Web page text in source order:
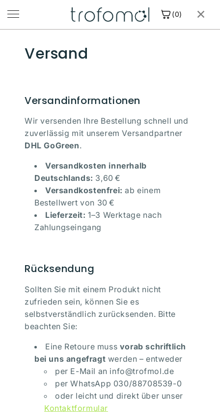
zum
Inhalt
Nahrungsergänzung
Suche
Anmelden
Jetzt Produkte entdecken
(0)
Versand
Versandinformationen
Wir versenden Ihre Bestellung schnell und
zuverlässig mit unserem Versandpartner
DHL GoGreen.
Versandkosten innerhalb
Deutschlands: 3,60 €
Versandkostenfrei: ab einem
Bestellwert von 30 €
Lieferzeit: 1–3 Werktage nach
Zahlungseingang
Rücksendung
Sollten Sie mit einem Produkt nicht
zufrieden sein, können Sie es
selbstverständlich zurücksenden. Bitte
beachten Sie:
Eine Retoure muss vorab schriftlich
bei uns angefragt werden – entweder
per E-Mail an info@trofmol.de
per WhatsApp 030/88708539-0
oder leicht und direkt über unser
Kontaktformular
×